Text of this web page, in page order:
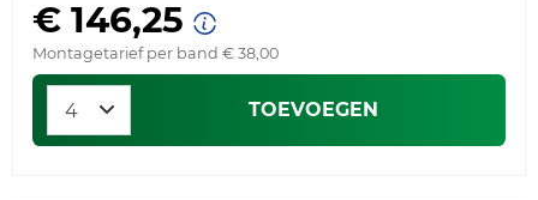
€ 146,25
Montagetarief per band € 38,00
TOEVOEGEN